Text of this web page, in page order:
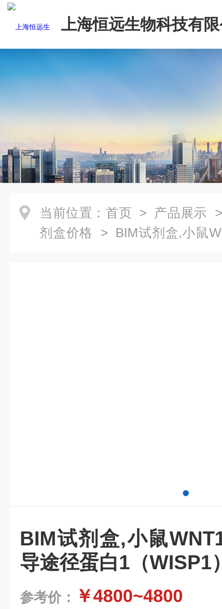
上海恒远生物科技有
当前位置： 首页 > 产品展示
剂盒价格 > BIM试剂盒,小鼠
BIM试剂盒,小鼠
导途径蛋白1（WISP1
参考价： ￥4800~4800